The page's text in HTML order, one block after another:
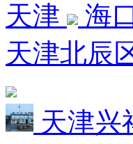
天津
海
天津北辰
天津兴